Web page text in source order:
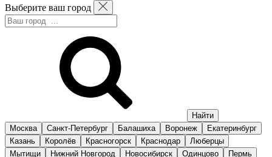
Выберите ваш город
Москва Санкт-Петербург Балашиха Воронеж
Екатеринбург
Казань
Королёв Красногорск Краснодар
Люберцы
Мытищи
Нижний Новгород Новосибирск Одинцово
Пермь